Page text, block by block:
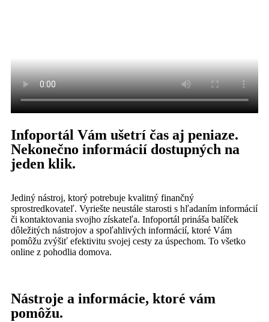
Infoportál Vám ušetrí čas aj peniaze.
Nekonečno informácií dostupných na
jeden klik.
Jediný nástroj, ktorý potrebuje kvalitný finančný
sprostredkovateľ. Vyriešte neustále starosti s hľadaním informácií
či kontaktovania svojho získateľa. Infoportál prináša balíček
dôležitých nástrojov a spoľahlivých informácií, ktoré Vám
pomôžu zvýšiť efektivitu svojej cesty za úspechom. To všetko
online z pohodlia domova.
Nástroje a informácie, ktoré vám
pomôžu.